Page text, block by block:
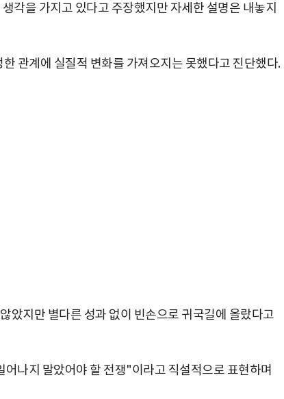
각을 가지고 있다고 주장했지만 자세한 설명은 내놓지
관계에 실질적 변화를 가져오지는 못했다고 진단했다.
았지만 별다른 성과 없이 빈손으로 귀국길에 올랐다고
나지 말았어야 할 전쟁"이라고 직설적으로 표현하며